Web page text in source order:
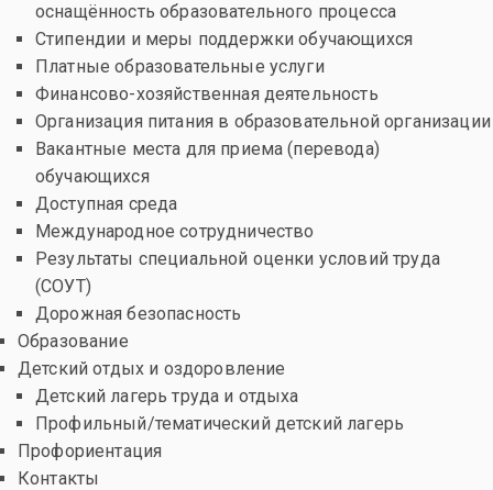
оснащённость образовательного процесса
Стипендии и меры поддержки обучающихся
Платные образовательные услуги
Финансово-хозяйственная деятельность
Организация питания в образовательной организации
Вакантные места для приема (перевода)
обучающихся
Доступная среда
Международное сотрудничество
Результаты специальной оценки условий труда
(СОУТ)
Дорожная безопасность
Образование
Детский отдых и оздоровление
Детский лагерь труда и отдыха
Профильный/тематический детский лагерь
Профориентация
Контакты